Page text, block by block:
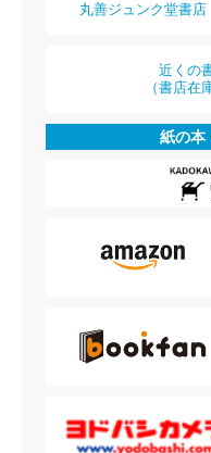
丸善ジュンク堂書店
近くの
（書店在
紙の本